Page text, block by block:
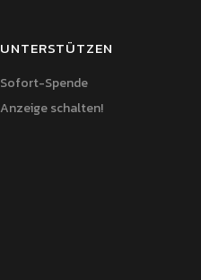
UNTERSTÜTZEN
Sofort-Spende
Anzeige schalten!